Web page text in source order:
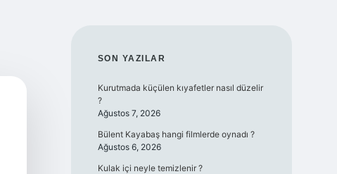
SIDEBAR
SON YAZILAR
Kurutmada küçülen kıyafetler nasıl düzelir
?
Ağustos 7, 2026
Bülent Kayabaş hangi filmlerde oynadı ?
Ağustos 6, 2026
Kulak içi neyle temizlenir ?